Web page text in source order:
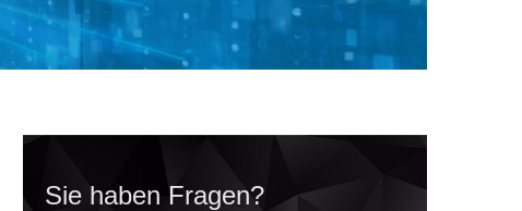
Sie haben Fragen?